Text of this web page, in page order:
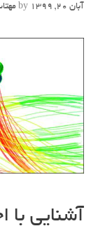
آبان 20, 1399 by
آشنایی با